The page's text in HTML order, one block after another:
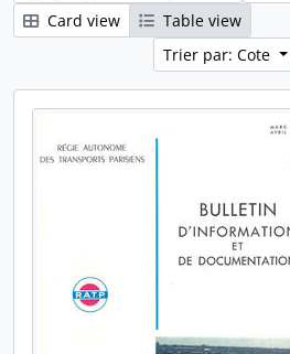
Card view
Table view
Trier par: Cote